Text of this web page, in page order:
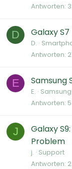
Antworten 3
D Galaxy
D.
Antworten
E Samsung
E. Samsung
Antworten 5
J
Galaxy
Problem
j. Support
Antworten 2